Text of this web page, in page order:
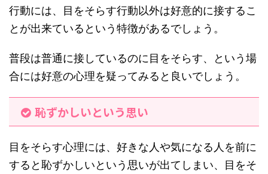
行動には、目をそらす行動以外は好意的に接するこ
とが出来ているという特徴があるでしょう。
普段は普通に接しているのに目をそらす、という場
合には好意の心理を疑ってみると良いでしょう。
恥ずかしいという思い
目をそらす心理には、好きな人や気になる人を前に
すると恥ずかしいという思いが出てしまい、目をそ